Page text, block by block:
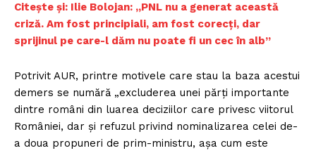
Citește și: Ilie Bolojan: „PNL nu a generat această
criză. Am fost principiali, am fost corecți, dar
sprijinul pe care-l dăm nu poate fi un cec în alb”
Potrivit AUR, printre motivele care stau la baza acestui
demers se numără „excluderea unei părți importante
dintre români din luarea deciziilor care privesc viitorul
României, dar și refuzul privind nominalizarea celei de-
a doua propuneri de prim-ministru, așa cum este